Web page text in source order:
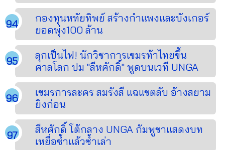
กองทุนหทัยทิพย์ สร้างกำแพงและบังเกอร์
ยอดพุ่ง100 ล้าน
ลุกเป็นไฟ! นักวิชาการเขมรท้าไทยขึ้น
ศาลโลก ปม "สีหศักดิ์" พูดบนเวที UNGA
เขมรการละคร สมรังสี แฉแชตลับ อ้างสยาม
ยิงก่อน
สีหศักดิ์ โต้กลาง UNGA กัมพูชาแสดงบท
เหยื่อซ้ำแล้วซ้ำเล่า